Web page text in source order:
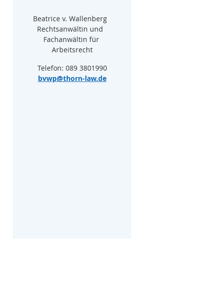
Beatrice v. Wallenberg
Rechtsanwältin und
Fachanwältin für
Arbeitsrecht
Telefon: 089 3801990
bvwp@thorn-law.de